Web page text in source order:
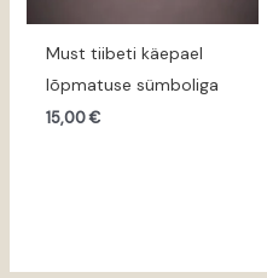
Must tiibeti käepael
lõpmatuse sümboliga
15,00€